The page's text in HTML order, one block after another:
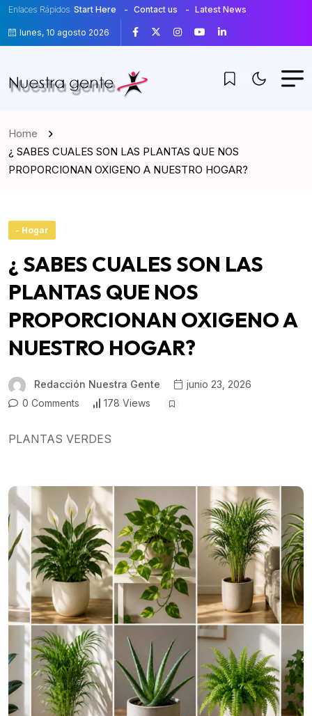
Enlaces Rápidos Start Here Contact us Latest News
lunes, 10 agosto 2026
Home
¿ SABES CUALES SON LAS PLANTAS QUE NOS
PROPORCIONAN OXIGENO A NUESTRO HOGAR?
- Hogar
¿ SABES CUALES SON LAS
PLANTAS QUE NOS
PROPORCIONAN OXIGENO A
NUESTRO HOGAR?
Redacción Nuestra Gente
junio 23, 2026
0 Comments
178 Views
PLANTAS VERDES